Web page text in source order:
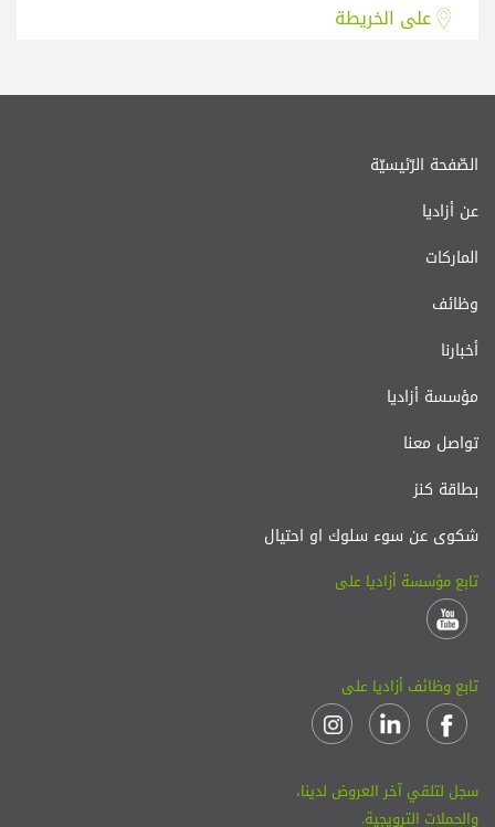
على الخريطة
الصّفحة الرّئيسيّة
عن أزاديا
الماركات
وظائف
أخبارنا
مؤسسة أزاديا
تواصل معنا
بطاقة كنز
شكوى عن سوء سلوك او احتيال
تابع مؤسسة أزاديا على
تابع وظائف أزاديا على
سجل لتلقي آخر العروض لدينا،
والحملات الترويجية.